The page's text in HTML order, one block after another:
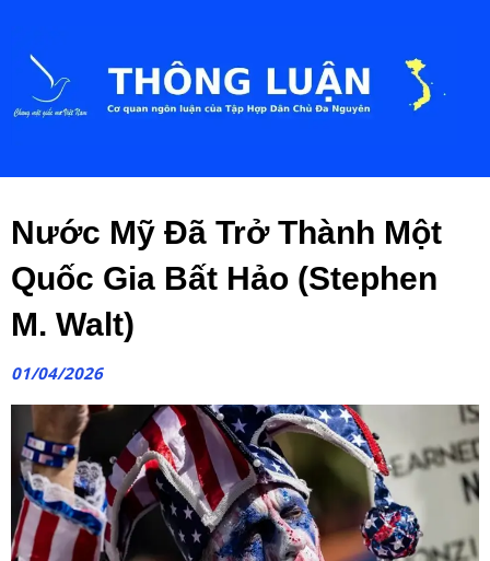
Nước Mỹ Đã Trở Thành Một
Quốc Gia Bất Hảo (Stephen
M. Walt)
01/04/2026